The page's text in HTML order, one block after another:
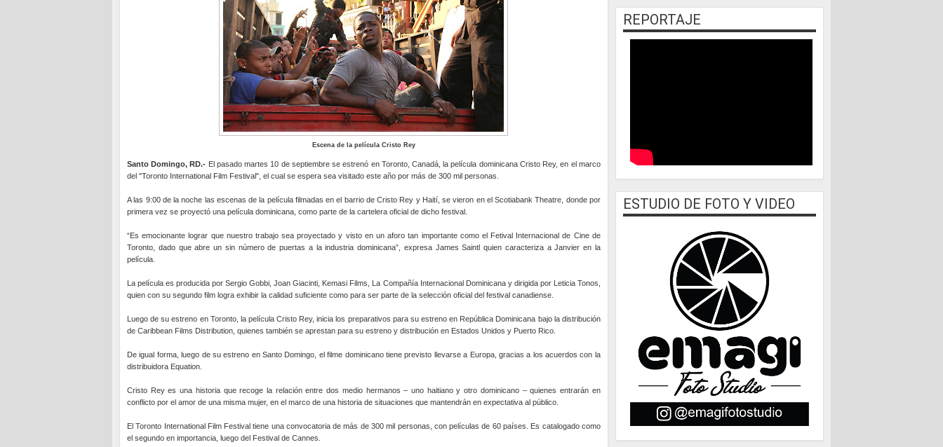
Escena de la película Cristo Rey
Santo Domingo, RD.- El pasado martes 10 de septiembre se estrenó en Toronto, Canadá, la película dominicana Cristo Rey, en el marco
del "Toronto International Film Festival", el cual se espera sea visitado este año por más de 300 mil personas.
A las 9:00 de la noche las escenas de la película filmadas en el barrio de Cristo Rey y Haití, se vieron en el Scotiabank Theatre, donde por
primera vez se proyectó una película dominicana, como parte de la cartelera oficial de dicho festival.
“Es emocionante lograr que nuestro trabajo sea proyectado y visto en un aforo tan importante como el Fetival Internacional de Cine de
Toronto, dado que abre un sin número de puertas a la industria dominicana”, expresa James Saintl quien caracteriza a Janvier en la
película.
La película es producida por Sergio Gobbi, Joan Giacinti, Kemasi Films, La Compañía Internacional Dominicana y dirigida por Leticia Tonos,
quien con su segundo film logra exhibir la calidad suficiente como para ser parte de la selección oficial del festival canadiense.
Luego de su estreno en Toronto, la película Cristo Rey, inicia los preparativos para su estreno en República Dominicana bajo la distribución
de Caribbean Films Distribution, quienes también se aprestan para su estreno y distribución en Estados Unidos y Puerto Rico.
De igual forma, luego de su estreno en Santo Domingo, el filme dominicano tiene previsto llevarse a Europa, gracias a los acuerdos con la
distribuidora Equation.
Cristo Rey es una historia que recoge la relación entre dos medio hermanos – uno haitiano y otro dominicano – quienes entrarán en
conflicto por el amor de una misma mujer, en el marco de una historia de situaciones que mantendrán en expectativa al público.
El Toronto International Film Festival tiene una convocatoria de más de 300 mil personas, con películas de 60 países. Es catalogado como
el segundo en importancia, luego del Festival de Cannes.
REPORTAJE
ESTUDIO DE FOTO Y VIDEO